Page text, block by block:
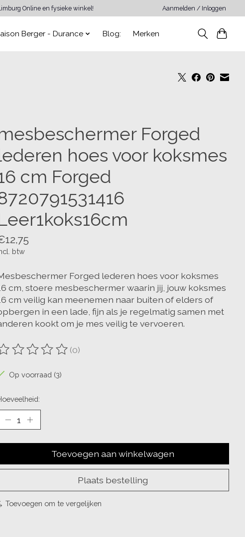
Online en fysieke winkel! Aanmelden / Inloggen
Berger - Durance Blog: Merken
Forged
hoes voor koksmes
cm Forged
btw
Forged lederen hoes voor koksmes
cm, stoere mesbeschermer waarin jij, jouw koksmes
cm veilig kan meenemen naar buiten of elders of
in een lade, fijn als je regelmatig samen met
kookt om je mes veilig te vervoeren.
De beoordeling van dit product is
(0)
Op voorraad (3)
Toevoegen aan winkelwagen
Plaats bestelling
Toevoegen om te vergelijken